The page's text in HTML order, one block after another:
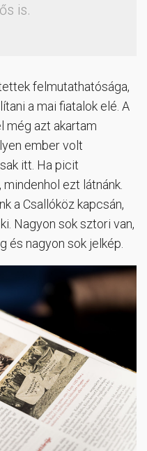
is.
felmutathatósága,
a mai fiatalok elé. A
még azt akartam
ember volt
itt. Ha picit
ezt látnánk.
a Csallóköz kapcsán,
Nagyon sok sztori van,
és nagyon sok jelkép.